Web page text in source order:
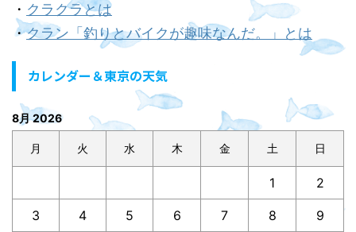
・ クラクラとは
・クラン「釣りとバイクが趣味なんだ。」とは
カレンダー＆東京の天気
8月 2026
月 火 水 木 金 土 日
1 2
3 4 5 6 7 8 9